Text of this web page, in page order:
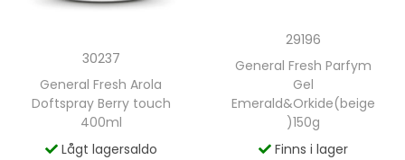
30237
General Fresh Arola
Doftspray Berry touch
400ml
Lågt lagersaldo
29196
General Fresh Parfym
Gel
Emerald&Orkide(beige
)150g
Finns i lager